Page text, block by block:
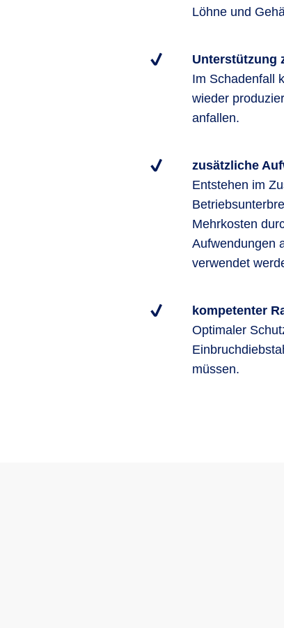
Löhne und
Unterstützung
Im Schadenfall
wieder
anfallen.
zusätzliche
Entstehen im
Mehrkosten
Aufwendungen
verwendet
kompetenter
Optimaler
müssen.